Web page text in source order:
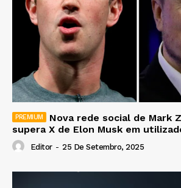
Nova rede social de Mark
supera X de Elon Musk em
Editor - 25 De Setembro, 2025